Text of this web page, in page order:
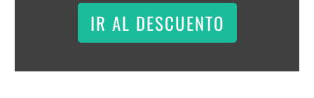
IR AL DESCUENTO